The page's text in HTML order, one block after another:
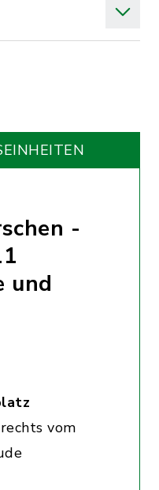
-
und
vom